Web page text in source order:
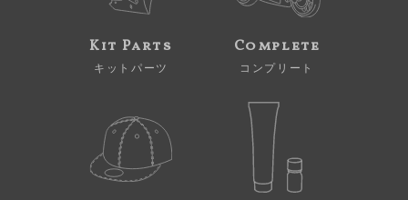
Kit Parts
キットパーツ
Complete
コンプリート